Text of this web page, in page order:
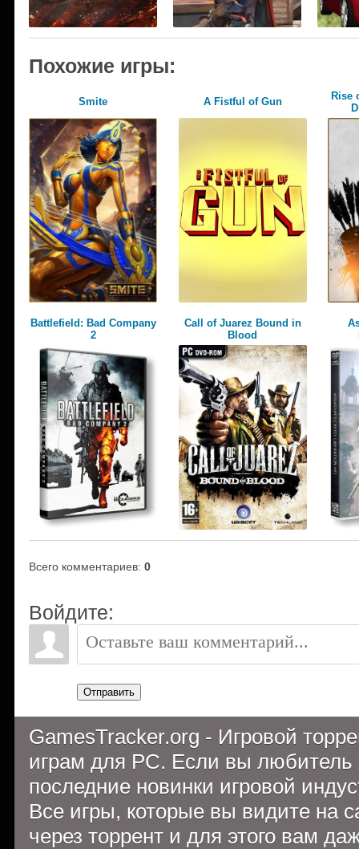
Похожие игры:
Smite A Fistful of Gun
Rise
Battlefield: Bad Company
2
Call of Juarez Bound in
Blood
Всего комментариев: 0
Войдите:
Отправить
GamesTracker.org - Игровой
играм для PC. Если вы
последние новинки игровой
Все игры, которые вы видите на
через торрент и для этого вам